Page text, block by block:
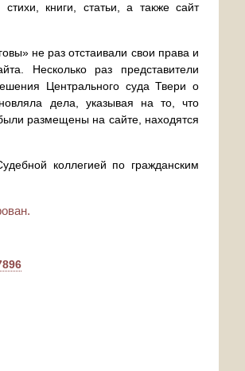
книги, статьи, а также сайт
не раз отстаивали свои права и
Несколько раз представители
Центрального суда Твери о
дела, указывая на то, что
размещены на сайте, находятся
коллегией по гражданским